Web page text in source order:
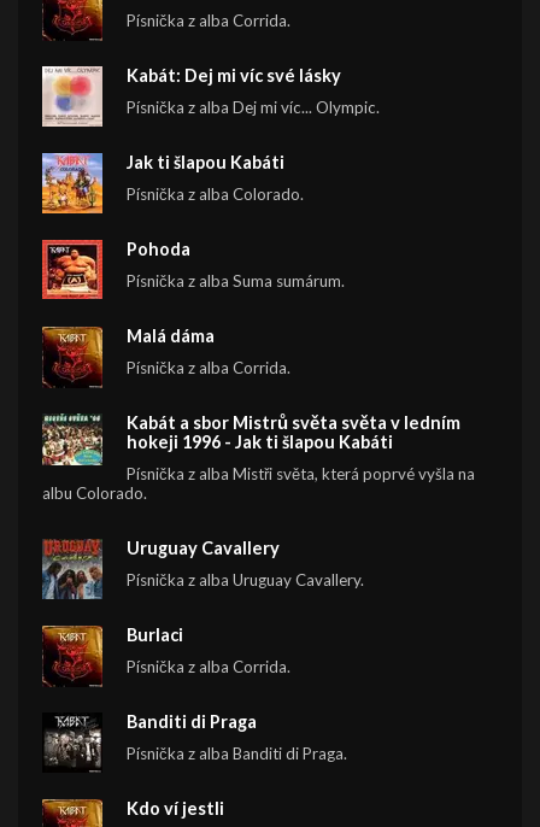
Písnička z alba Corrida.
Kabát: Dej mi víc své lásky
Písnička z alba Dej mi víc... Olympic.
Jak ti šlapou Kabáti
Písnička z alba Colorado.
Pohoda
Písnička z alba Suma sumárum.
Malá dáma
Písnička z alba Corrida.
Kabát a sbor Mistrů světa světa v ledním
hokeji 1996 - Jak ti šlapou Kabáti
Písnička z alba Mistři světa, která poprvé vyšla na
albu Colorado.
Uruguay Cavallery
Písnička z alba Uruguay Cavallery.
Burlaci
Písnička z alba Corrida.
Banditi di Praga
Písnička z alba Banditi di Praga.
Kdo ví jestli